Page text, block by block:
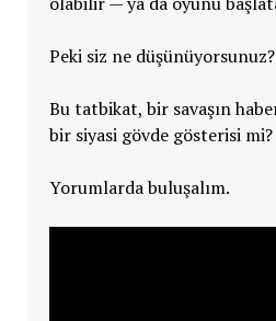
Peki siz ne düşünüyorsunuz?
Bu tatbikat, bir savaşın
bir siyasi gövde gösterisi mi?
Yorumlarda buluşalım.